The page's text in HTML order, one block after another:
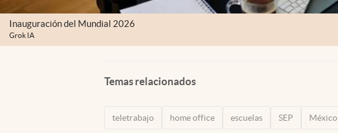
Inauguración del Mundial 2026
Grok IA
Temas relacionados
teletrabajo home office escuelas SEP México